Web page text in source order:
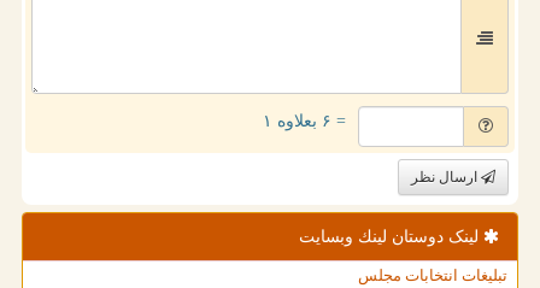
= ۶ بعلاوه ۱
ارسال نظر
لینک دوستان لینك وبسایت
تبلیغات انتخابات مجلس